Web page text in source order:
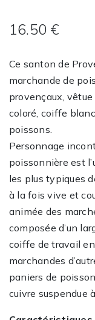
16.50 €
Ce santon de
marchande de
provençaux,
coloré, coiffe
poissons.
Personnage
poissonnière est
les plus typiques
à la fois vive et
animée des
composée d’un
coiffe de travail
marchandes
paniers de
cuivre suspendue